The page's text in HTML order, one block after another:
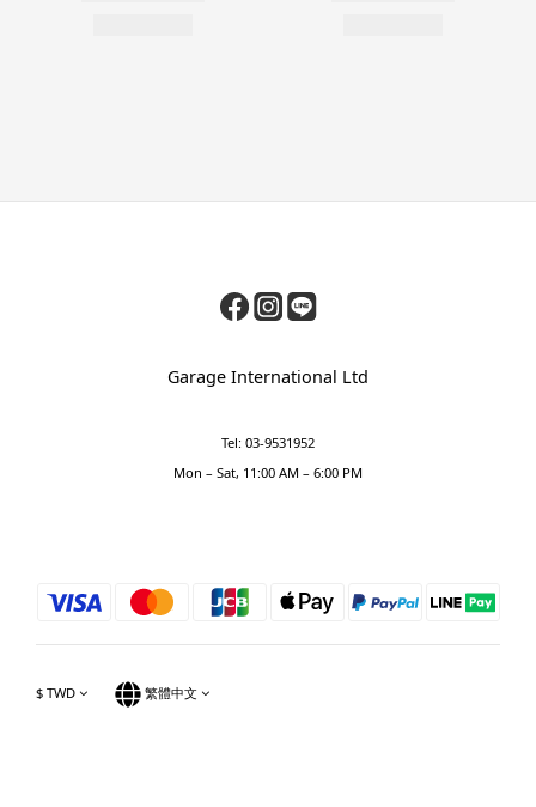
Garage International Ltd
Tel: 03-9531952
Mon – Sat, 11:00 AM – 6:00 PM
$ TWD 繁體中文